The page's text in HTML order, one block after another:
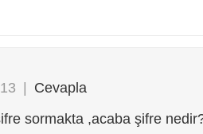
| Cevapla
sormakta ,acaba şifre